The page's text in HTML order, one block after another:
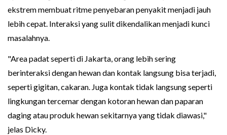
ekstrem membuat ritme penyebaran penyakit menjadi jauh
lebih cepat. Interaksi yang sulit dikendalikan menjadi kunci
masalahnya.
"Area padat seperti di Jakarta, orang lebih sering
berinteraksi dengan hewan dan kontak langsung bisa terjadi,
seperti gigitan, cakaran. Juga kontak tidak langsung seperti
lingkungan tercemar dengan kotoran hewan dan paparan
daging atau produk hewan sekitarnya yang tidak diawasi,"
jelas Dicky.